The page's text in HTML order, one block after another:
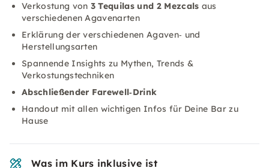
Verkostung von 3 Tequilas und 2 Mezcals aus
verschiedenen Agavenarten
Erklärung der verschiedenen Agaven‑ und
Herstellungsarten
Spannende Insights zu Mythen, Trends &
Verkostungstechniken
Abschließender Farewell‑Drink
Handout mit allen wichtigen Infos für Deine Bar zu
Hause
Was im Kurs inklusive ist